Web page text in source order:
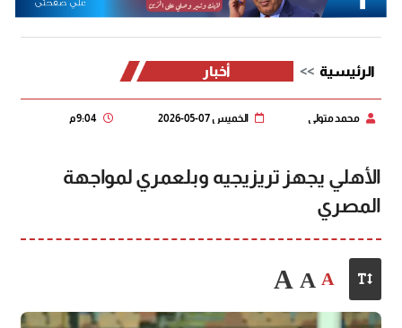
الرئيسية أخبار
محمد متولي الخميس 07-05-2026 9:04 م
الأهلي يجهز تريزيجيه وبلعمري لمواجهة
المصري
A
A
A